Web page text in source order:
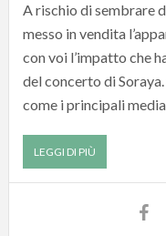
A rischio di sembrare
messo in vendita
con voi l’impatto che
del concerto di
come i principali
LEGGI DI PIÙ